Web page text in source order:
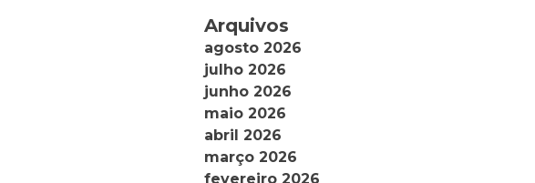
Arquivos
agosto 2026
julho 2026
junho 2026
maio 2026
abril 2026
março 2026
fevereiro 2026